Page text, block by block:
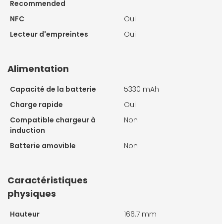
Recommended
NFC
Oui
Lecteur d'empreintes
Oui
Alimentation
Capacité de la batterie
5330 mAh
Charge rapide
Oui
Compatible chargeur à
induction
Non
Batterie amovible Non
Caractéristiques
physiques
Hauteur
166.7 mm